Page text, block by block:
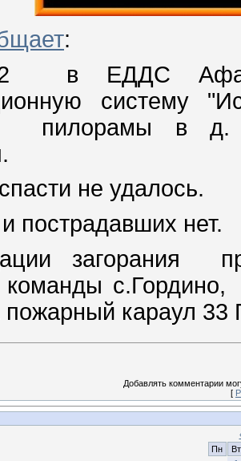
:
в ЕДДС
систему
пилорамы в д.
не удалось.
пострадавших нет.
загорания
караул 33
Добавлять комментарии
[
Пн
Вт